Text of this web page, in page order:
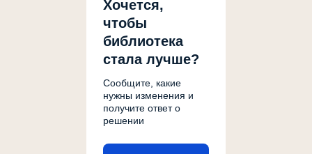
Хочется,
чтобы
библиотека
стала лучше?
Сообщите, какие
нужны изменения и
получите ответ о
решении